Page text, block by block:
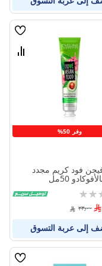
وفر 50%
قائمة
قارن
فيجن فود كريم مجدد
50مل
٢٣٫٠٠
إلى عربة التسوق
قائمة